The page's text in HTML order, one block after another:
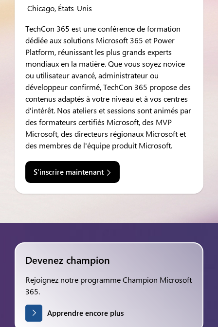
Chicago, États-Unis
TechCon 365 est une conférence de formation
dédiée aux solutions Microsoft 365 et Power
Platform, réunissant les plus grands experts
mondiaux en la matière. Que vous soyez novice
ou utilisateur avancé, administrateur ou
développeur confirmé, TechCon 365 propose des
contenus adaptés à votre niveau et à vos centres
d'intérêt. Nos ateliers et sessions sont animés par
des formateurs certifiés Microsoft, des MVP
Microsoft, des directeurs régionaux Microsoft et
des membres de l'équipe produit Microsoft.
S'inscrire maintenant
Devenez champion
Rejoignez notre programme Champion Microsoft
365.
Apprendre encore plus